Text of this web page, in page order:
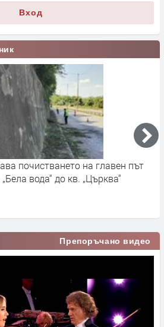
Вход
почистването на главен път
вода“ до кв. „Църква“
Препоръчано видео